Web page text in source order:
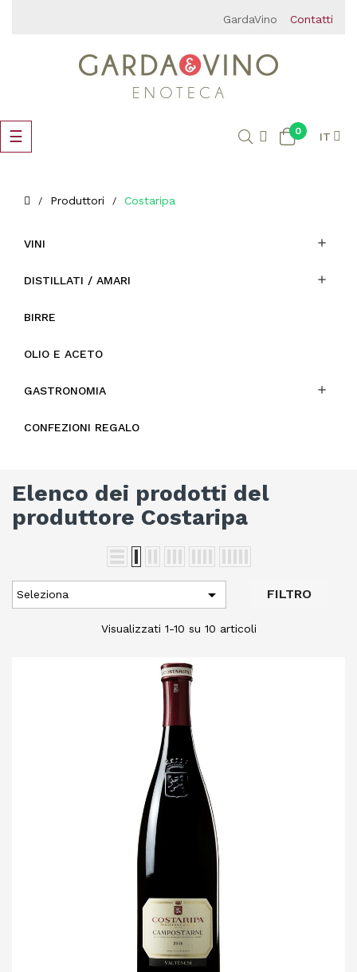
GardaVino Contatti
navigazione
Toggle
☰ 0 IT
Produttori Costaripa
VINI 
DISTILLATI / AMARI 
BIRRE
OLIO E ACETO
GASTRONOMIA 
CONFEZIONI REGALO
Elenco dei prodotti del
produttore Costaripa
Seleziona  FILTRO
Visualizzati 1-10 su 10 articoli